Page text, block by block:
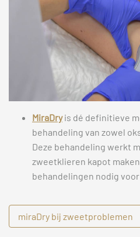
MiraDryis dé definitieve
behandeling van zowel
Deze behandeling werkt
zweetklieren kapot
behandelingen nodig
miraDry bij zweetproblemen